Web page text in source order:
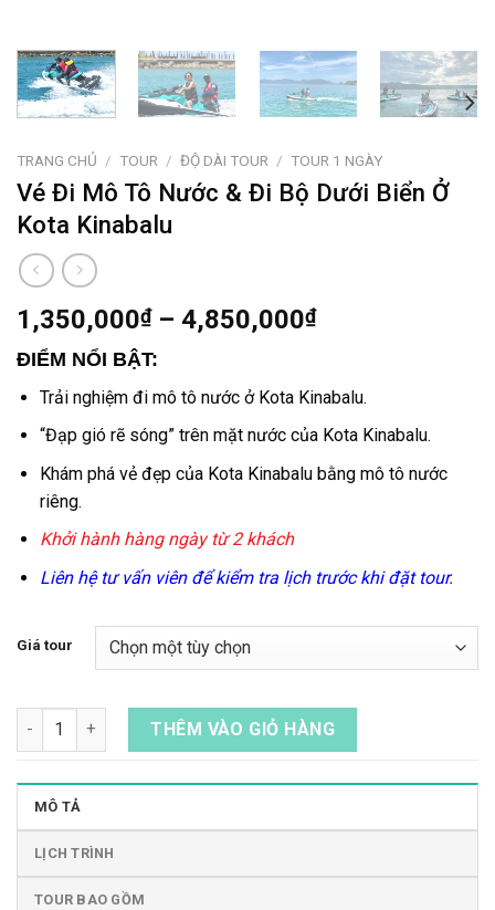
TRANG CHỦ / TOUR / ĐỘ DÀI TOUR / TOUR 1 NGÀY
Vé Đi Mô Tô Nước & Đi Bộ Dưới Biển Ở
Kota Kinabalu
1,350,000₫– 4,850,000₫
ĐIỂM NỔI BẬT:
Trải nghiệm đi mô tô nước ở Kota Kinabalu.
“Đạp gió rẽ sóng” trên mặt nước của Kota Kinabalu.
Khám phá vẻ đẹp của Kota Kinabalubằng mô tô nước
riêng.
Khởi hành hàng ngày từ 2 khách
Liên hệ tư vấn viên để kiểm tra lịch trước khi đặt tour.
Giá tour
Vé Đi Mô Tô Nước & Đi Bộ Dưới Biển Ở Kota Kinabalu số lượng
THÊM VÀO GIỎ HÀNG
MÔ TẢ
LỊCH TRÌNH
TOUR BAO GỒM